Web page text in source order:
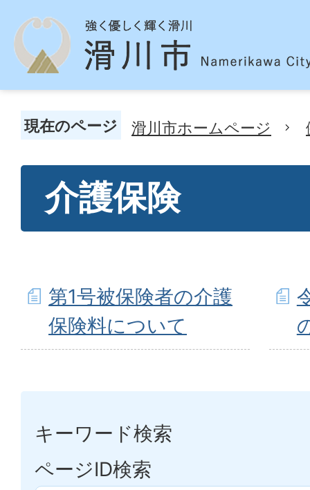
現在のページ 滑川市ホームページ
介護保険
第1号被保険者の介護
保険料について
キーワード検索
ページID検索